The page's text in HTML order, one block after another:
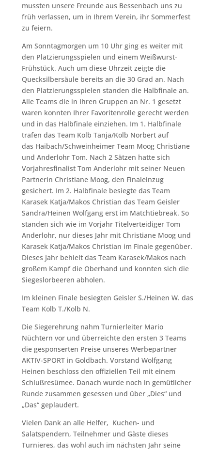
mussten unsere Freunde aus Bessenbach uns zu
früh verlassen, um in Ihrem Verein, ihr Sommerfest
zu feiern.
Am Sonntagmorgen um 10 Uhr ging es weiter mit
den Platzierungsspielen und einem Weißwurst-
Frühstück. Auch um diese Uhrzeit zeigte die
Quecksilbersäule bereits an die 30 Grad an. Nach
den Platzierungsspielen standen die Halbfinale an.
Alle Teams die in Ihren Gruppen an Nr. 1 gesetzt
waren konnten Ihrer Favoritenrolle gerecht werden
und in das Halbfinale einziehen. Im 1. Halbfinale
trafen das Team Kolb Tanja/Kolb Norbert auf
das Haibach/Schweinheimer Team Moog Christiane
und Anderlohr Tom. Nach 2 Sätzen hatte sich
Vorjahresfinalist Tom Anderlohr mit seiner Neuen
Partnerin Christiane Moog, den Finaleinzug
gesichert. Im 2. Halbfinale besiegte das Team
Karasek Katja/Makos Christian das Team Geisler
Sandra/Heinen Wolfgang erst im Matchtiebreak. So
standen sich wie im Vorjahr Titelverteidiger Tom
Anderlohr, nur dieses Jahr mit Christiane Moog und
Karasek Katja/Makos Christian im Finale gegenüber.
Dieses Jahr behielt das Team Karasek/Makos nach
großem Kampf die Oberhand und konnten sich die
Siegeslorbeeren abholen.
Im kleinen Finale besiegten Geisler S./Heinen W. das
Team Kolb T./Kolb N.
Die Siegerehrung nahm Turnierleiter Mario
Nüchtern vor und überreichte den ersten 3 Teams
die gesponserten Preise unseres Werbepartner
AKTIV-SPORT in Goldbach. Vorstand Wolfgang
Heinen beschloss den offiziellen Teil mit einem
Schlußresümee. Danach wurde noch in gemütlicher
Runde zusammen gesessen und über „Dies“ und
„Das“ geplaudert.
Vielen Dank an alle Helfer, Kuchen- und
Salatspendern, Teilnehmer und Gäste dieses
Turnieres, das wohl auch im nächsten Jahr seine